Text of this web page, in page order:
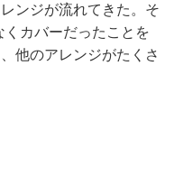
ンジが流れてきた。そ
くカバーだったことを
他のアレンジがたくさ